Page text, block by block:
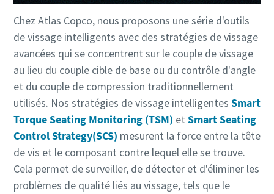
Chez Atlas Copco, nous proposons une série d'outils
de vissage intelligents avec des stratégies de vissage
avancées qui se concentrent sur le couple de vissage
au lieu du couple cible de base ou du contrôle d'angle
et du couple de compression traditionnellement
utilisés. Nos stratégies de vissage intelligentes Smart
Torque Seating Monitoring (TSM) et Smart Seating
Control Strategy​(SCS) mesurent la force entre la tête
de vis et le composant contre lequel elle se trouve.
Cela permet de surveiller, de détecter et d'éliminer les
problèmes de qualité liés au vissage, tels que le